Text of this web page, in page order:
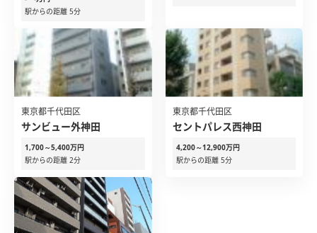
駅からの距離 5分
東京都千代田区
サンビュー外神田
1,700～5,400万円
駅からの距離 2分
東京都千代田区
セントパレス西神田
4,200～12,900万円
駅からの距離 5分